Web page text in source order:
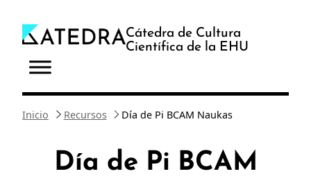
contenido
Cátedra de Cultura
Científica de la EHU
Inicio Recursos Día de Pi BCAM Naukas
Día de Pi BCAM